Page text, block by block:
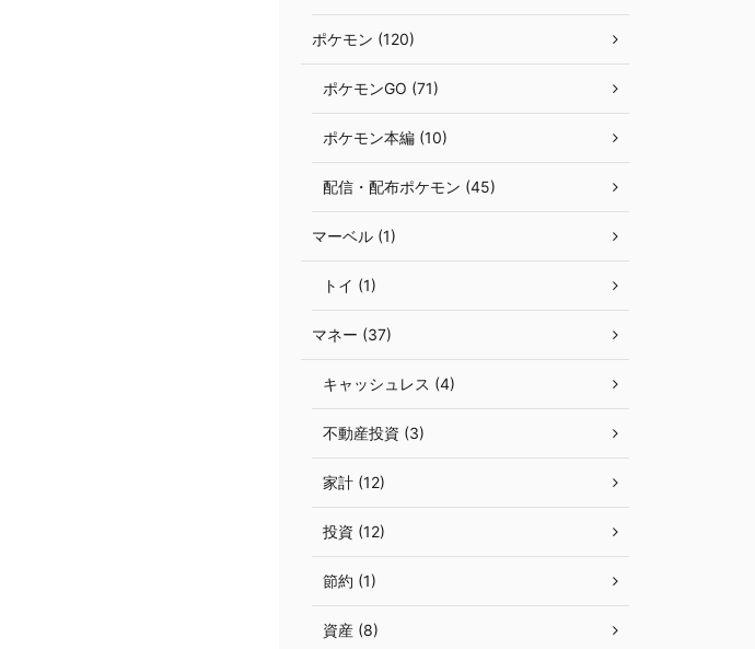
ポケモン (120)
ポケモンGO (71)
ポケモン本編 (10)
配信・配布ポケモン (45)
マーベル (1)
トイ (1)
マネー (37)
キャッシュレス (4)
不動産投資 (3)
家計 (12)
投資 (12)
節約 (1)
資産 (8)